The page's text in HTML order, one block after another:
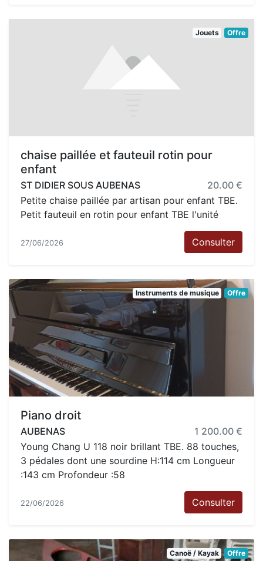
Jouets Offre
chaise paillée et fauteuil rotin pour
enfant
ST DIDIER SOUS AUBENAS
20.00 €
Petite chaise paillée par artisan pour enfant TBE.
Petit fauteuil en rotin pour enfant TBE l'unité
27/06/2026 Consulter
Instruments de musique Offre
Piano droit
AUBENAS
1 200.00 €
Young Chang U 118 noir brillant TBE. 88 touches,
3 pédales dont une sourdine H:114 cm Longueur
:143 cm Profondeur :58
22/06/2026 Consulter
Canoë / Kayak Offre